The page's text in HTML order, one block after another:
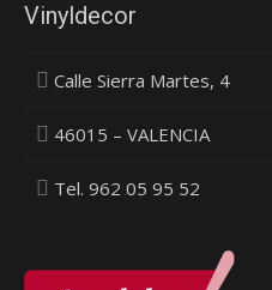
Vinyldecor
Calle Sierra Martes, 4
46015 – VALENCIA
Tel. 962 05 95 52